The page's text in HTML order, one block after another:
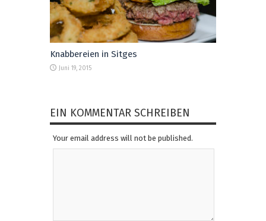
Knabbereien in Sitges
Juni 19, 2015
EIN KOMMENTAR SCHREIBEN
Your email address will not be published.